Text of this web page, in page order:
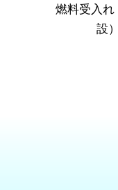
燃料受入れ
設